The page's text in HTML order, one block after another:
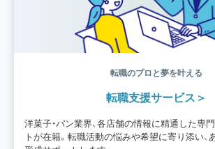
フランス オーブン担当 チョコ
転職のプロと夢を叶える
転職支援サービス
洋菓子・パン業界、各店舗の情報に精通した専
トが在籍。転職活動の悩みや希望に寄り添い、